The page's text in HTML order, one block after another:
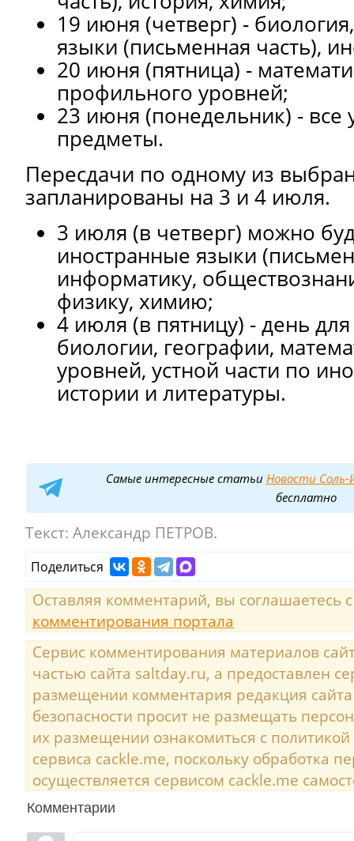
19 июня (четверг) -
языки (письменная часть),
20 июня (пятница) -
профильного уровней;
23 июня (понедельник) - все
предметы.
Пересдачи по одному из
запланированы на 3 и 4 июля.
3 июля (в четверг) можно
иностранные языки
информатику,
физику, химию;
4 июля (в пятницу) - день
биологии, географии,
уровней, устной части по
истории и литературы.
Самые интересные статьи Новости Соль-
бесплатно
Текст: Александр ПЕТРОВ.
Поделиться
Оставляя комментарий, вы соглашаетесь
комментирования портала
Сервис комментирования материалов
частью сайта saltday.ru, а предоставлен
размещении комментария редакция
безопасности просит не размещать
их размещении ознакомиться с
сервиса cackle.me, поскольку обработка
осуществляется сервисом cackle.me
Комментарии